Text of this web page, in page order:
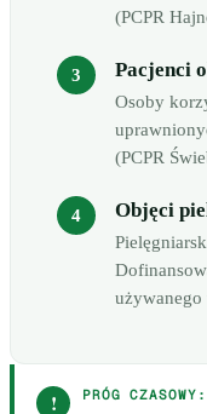
(PCPR
Pacjenci
Osoby
(PCPR
Objęci
używanego
! PRÓG